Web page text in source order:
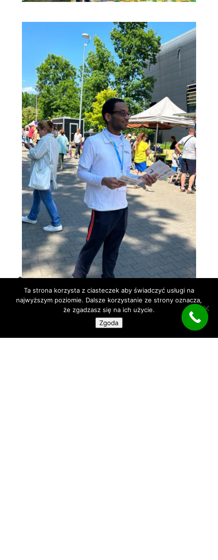
Ta strona korzysta z ciasteczek aby świadczyć usługi na
najwyższym poziomie. Dalsze korzystanie ze strony oznacza,
że zgadzasz się na ich użycie.
Zgoda